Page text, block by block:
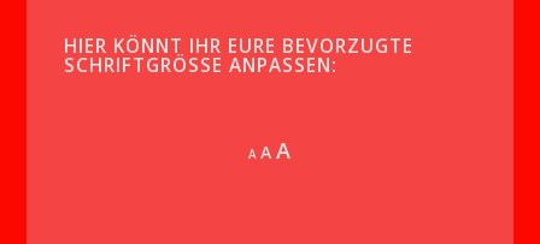
HIER KÖNNT IHR EURE BEVORZUGTE
SCHRIFTGRÖSSE ANPASSEN:
A Decrease
AReset
AIncrease